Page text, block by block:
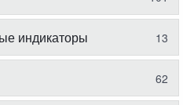
индикаторы 13
62